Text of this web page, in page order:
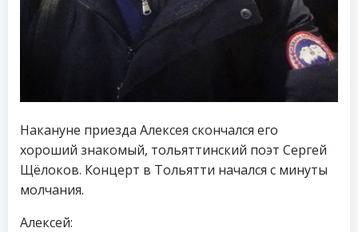
Накануне приезда Алексея скончался его
хороший знакомый, тольяттинский поэт Сергей
Щёлоков. Концерт в Тольятти начался с минуты
молчания.
Алексей: